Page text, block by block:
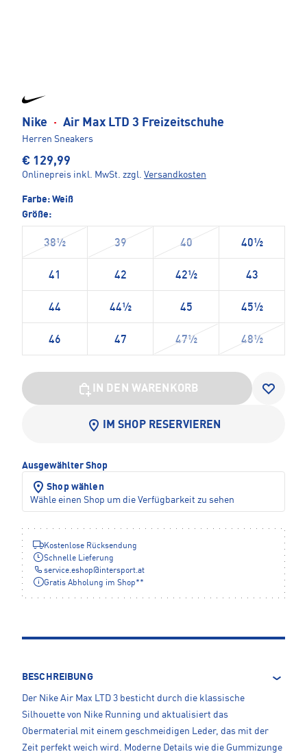
Nike · Air Max LTD 3 Freizeitschuhe
Herren Sneakers
€ 129,99
Onlinepreis inkl. MwSt. zzgl. Versandkosten
Farbe: Weiß
Größe:
38½ 39 40 40½
41 42 42½ 43
44 44½ 45 45½
46 47 47½ 48½
IN DEN WARENKORB
IM SHOP RESERVIEREN
Ausgewählter Shop
Shop wählen
Wähle einen Shop um die Verfügbarkeit zu sehen
Kostenlose Rücksendung
Schnelle Lieferung
service.eshop@ intersport.at
Gratis Abholung im Shop**
BESCHREIBUNG
Der Nike Air Max LTD 3 besticht durch die klassische
Silhouette von Nike Running und aktualisiert das
Obermaterial mit einem geschmeidigen Leder, das mit der
Zeit perfekt weich wird. Moderne Details wie die Gummizunge